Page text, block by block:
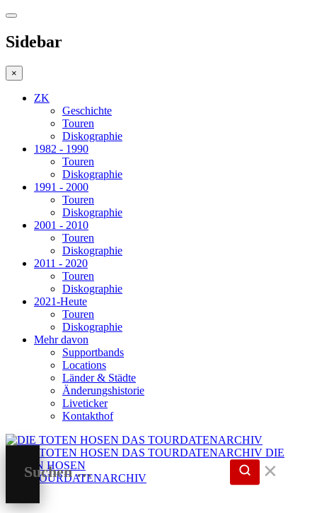
Sidebar
×
ZK
Geschichte
Touren
Diskographie
1982 - 1990
Touren
Diskographie
1991 - 2000
Touren
Diskographie
2001 - 2010
Touren
Diskographie
2011 - 2020
Touren
Diskographie
2021-Heute
Touren
Diskographie
Mehr davon
Supportbands
Locations
Länder & Städte
Änderungshistorie
Liveticker
Kontakthof
DIE
TOTEN HOSEN
DAS TOURDATENARCHIV
✕